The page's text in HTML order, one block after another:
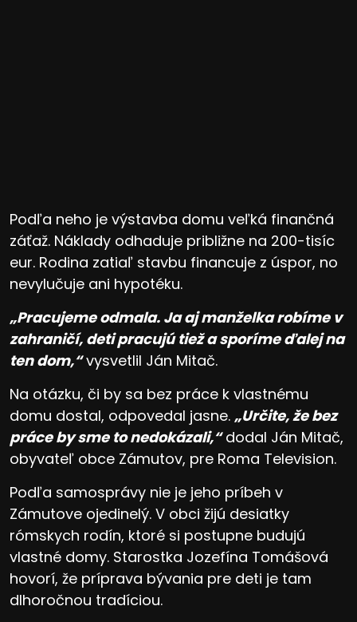
Podľa neho je výstavba domu veľká finančná
záťaž. Náklady odhaduje približne na 200-tisíc
eur. Rodina zatiaľ stavbu financuje z úspor, no
nevylučuje ani hypotéku.
„Pracujeme odmala. Ja aj manželka robíme v
zahraničí, deti pracujú tiež a sporíme ďalej na
ten dom,“vysvetlil Ján Mitač.
Na otázku, či by sa bez práce k vlastnému
domu dostal, odpovedal jasne. „Určite, že bez
práce by sme to nedokázali,“dodal Ján Mitač,
obyvateľ obce Zámutov, pre Roma Television.
Podľa samosprávy nie je jeho príbeh v
Zámutove ojedinelý. V obci žijú desiatky
rómskych rodín, ktoré si postupne budujú
vlastné domy. Starostka Jozefína Tomášová
hovorí, že príprava bývania pre deti je tam
dlhoročnou tradíciou.